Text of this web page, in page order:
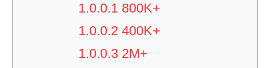
1.0.0.1 800K+
1.0.0.2 400K+
1.0.0.3 2M+